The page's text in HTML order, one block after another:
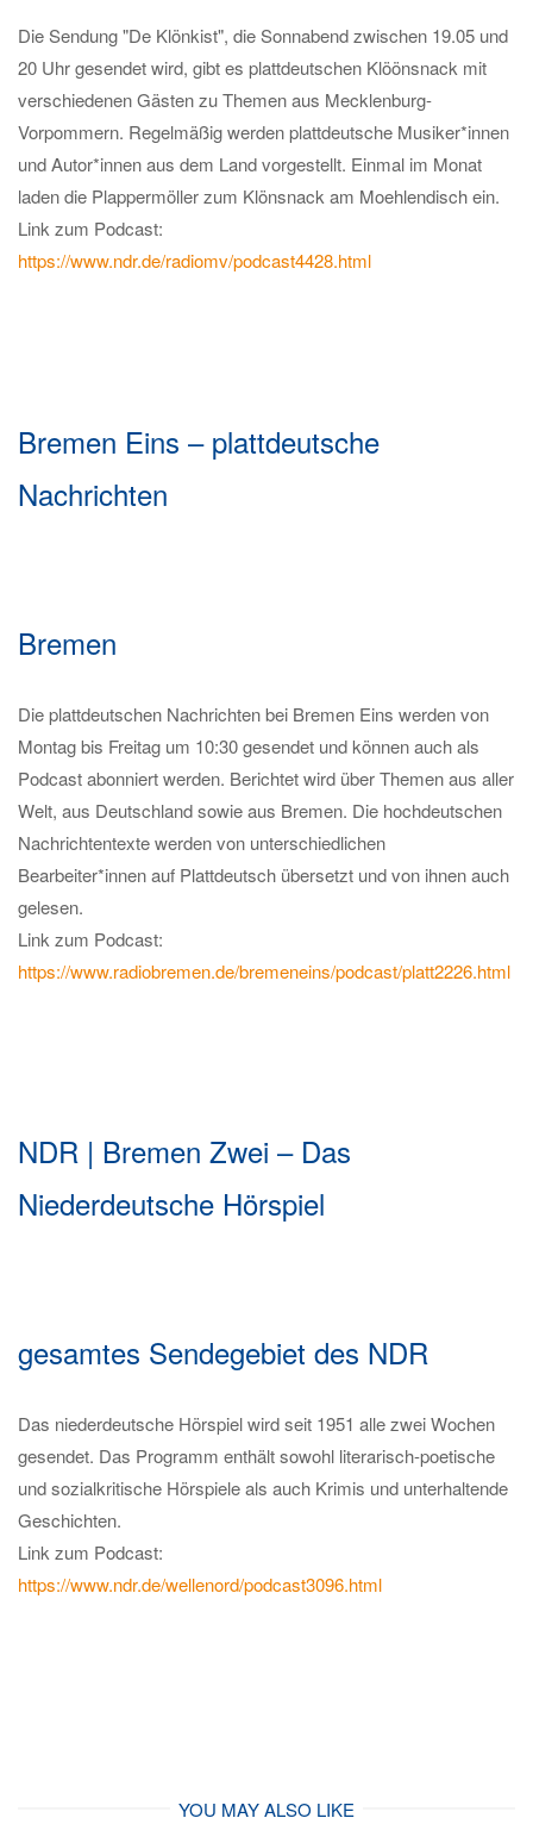
Die Sendung "De Klönkist", die Sonnabend zwischen 19.05 und
20 Uhr gesendet wird, gibt es plattdeutschen Klöönsnack mit
verschiedenen Gästen zu Themen aus Mecklenburg-
Vorpommern. Regelmäßig werden plattdeutsche Musiker*innen
und Autor*innen aus dem Land vorgestellt. Einmal im Monat
laden die Plappermöller zum Klönsnack am Moehlendisch ein.
Link zum Podcast:
https://www.ndr.de/radiomv/podcast4428.html
Bremen Eins – plattdeutsche
Nachrichten
Bremen
Die plattdeutschen Nachrichten bei Bremen Eins werden von
Montag bis Freitag um 10:30 gesendet und können auch als
Podcast abonniert werden. Berichtet wird über Themen aus aller
Welt, aus Deutschland sowie aus Bremen. Die hochdeutschen
Nachrichtentexte werden von unterschiedlichen
Bearbeiter*innen auf Plattdeutsch übersetzt und von ihnen auch
gelesen.
Link zum Podcast:
https://www.radiobremen.de/bremeneins/podcast/platt2226.html
NDR | Bremen Zwei – Das
Niederdeutsche Hörspiel
gesamtes Sendegebiet des NDR
Das niederdeutsche Hörspiel wird seit 1951 alle zwei Wochen
gesendet. Das Programm enthält sowohl literarisch-poetische
und sozialkritische Hörspiele als auch Krimis und unterhaltende
Geschichten.
Link zum Podcast:
https://www.ndr.de/wellenord/podcast3096.html
YOU MAY ALSO LIKE